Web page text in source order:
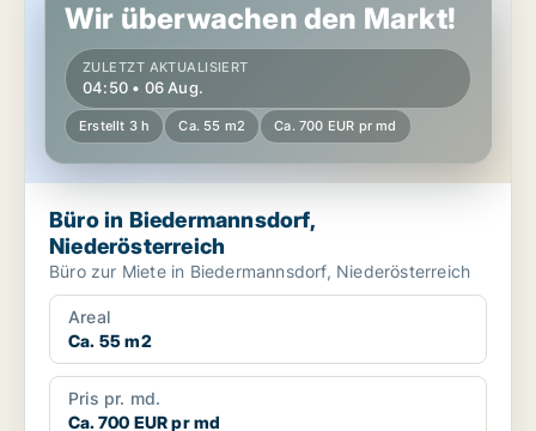
Wir überwachen den Markt!
ZULETZT AKTUALISIERT
04:50 • 06 Aug.
Erstellt 3 h Ca. 55 m2 Ca. 700 EUR pr md
Büro in Biedermannsdorf,
Niederösterreich
Büro zur Miete in Biedermannsdorf, Niederösterreich
Areal
Ca. 55 m2
Pris pr. md.
Ca. 700 EUR pr md